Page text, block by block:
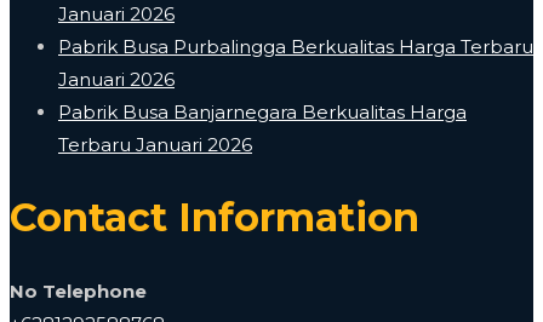
Januari 2026
Pabrik Busa Purbalingga Berkualitas Harga Terbaru
Januari 2026
Pabrik Busa Banjarnegara Berkualitas Harga
Terbaru Januari 2026
Contact Information
No Telephone